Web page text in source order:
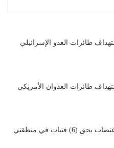
طائرات العدو الإسرائيلي
طائرات العدوان الأمريكي
بيان إدانة جريمة الاغتصاب بحق (6) فتيات في منطقتي